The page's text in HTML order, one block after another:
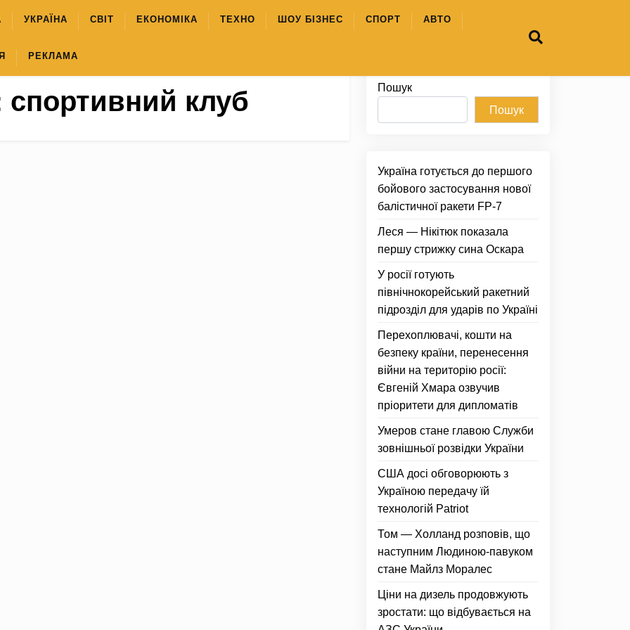
УКРАЇНА СВІТ ЕКОНОМІКА ТЕХНО ШОУ БІЗНЕС СПОРТ АВТО
РЕКЛАМА
спортивний клуб
Пошук
Пошук
Україна готується до першого
бойового застосування нової
балістичної ракети FP-7
Леся — Нікітюк показала
першу стрижку сина Оскара
У росії готують
північнокорейський ракетний
підрозділ для ударів по Україні
Перехоплювачі, кошти на
безпеку країни, перенесення
війни на територію росії:
Євгеній Хмара озвучив
пріоритети для дипломатів
Умеров стане главою Служби
зовнішньої розвідки України
США досі обговорюють з
Україною передачу їй
технологій Patriot
Том — Холланд розповів, що
наступним Людиною-павуком
стане Майлз Моралес
Ціни на дизель продовжують
зростати: що відбувається на